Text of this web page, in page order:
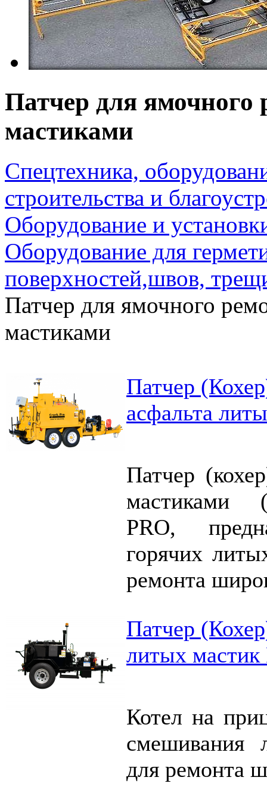
Патчер для
мастиками
Спецтехника,
строительства и
Оборудование и
Оборудование для
поверхностей,швов,
Патчер для ямочного
мастиками
Патчер
асфальта
Патчер
мастиками
PRO,
горячих
ремонта
Патчер
литых
Котел на
смешивания
для ремонта